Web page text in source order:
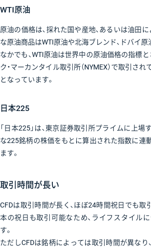
WTI原油
原油の価格は、採れた国や産地、あるいは油田
な原油商品はWTI原油や北海ブレンド、ドバイ原
なかでも、WTI原油は世界中の原油価格の指標
ク・マーカンタイル取引所（NYMEX）で取引さ
となっています。
日本225
「日本225」は、東京証券取引所プライムに上
な225銘柄の株価をもとに算出された指数に連
ます。
取引時間が長い
CFDは取引時間が長く、ほぼ24時間祝日でも取
本の祝日も取引可能なため、ライフスタイル
す。
ただしCFDは銘柄によっては取引時間が異なり